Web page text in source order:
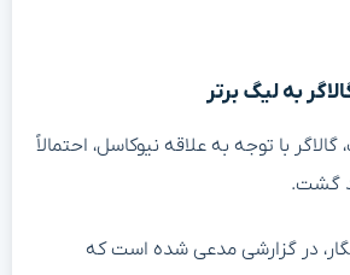
به لیگ برتر
با توجه به علاقه نیوکاسل، احتمالاً
گشت.
در گزارشی مدعی شده است که